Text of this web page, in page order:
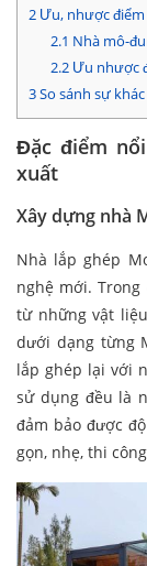
2 Ưu, nhược
2.1 Nhà mô-
2.2Ưu nhược
3So sánh sự
Đặc điểm
xuất
Xây dựng nhà
Nhà lắp ghép
nghệ mới.
từ những vật
dưới dạng từng
lắp ghép lại với
sử dụng đều là
đảm bảo được
gọn, nhẹ, thi